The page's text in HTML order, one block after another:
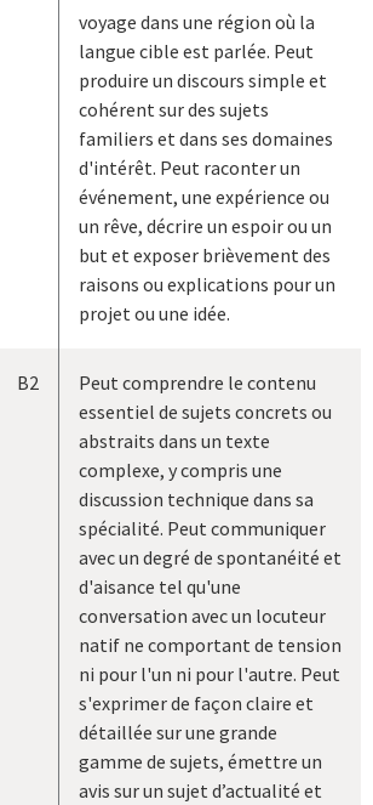
voyage dans une région où la
langue cible est parlée. Peut
produire un discours simple et
cohérent sur des sujets
familiers et dans ses domaines
d'intérêt. Peut raconter un
événement, une expérience ou
un rêve, décrire un espoir ou un
but et exposer brièvement des
raisons ou explications pour un
projet ou une idée.
B2
Peut comprendre le contenu
essentiel de sujets concrets ou
abstraits dans un texte
complexe, y compris une
discussion technique dans sa
spécialité. Peut communiquer
avec un degré de spontanéité et
d'aisance tel qu'une
conversation avec un locuteur
natif ne comportant de tension
ni pour l'un ni pour l'autre. Peut
s'exprimer de façon claire et
détaillée sur une grande
gamme de sujets, émettre un
avis sur un sujet d’actualité et